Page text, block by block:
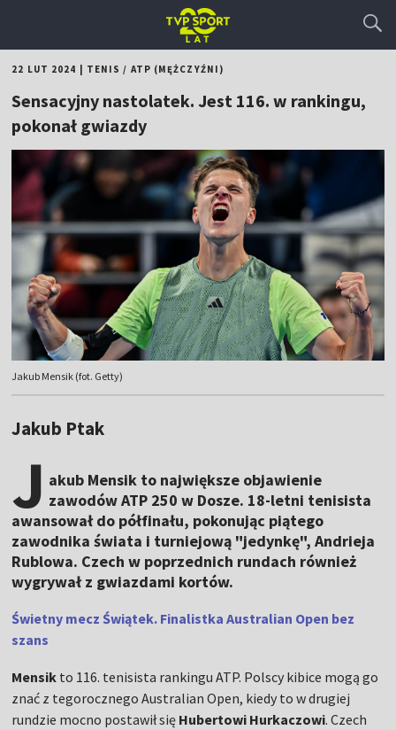
22 LUT 2024 TENIS / ATP (MĘŻCZYŹNI)
Sensacyjny nastolatek. Jest 116. w rankingu,
pokonał gwiazdy
Jakub Mensik (fot. Getty)
Jakub Ptak
J akub Mensik to największe objawienie
zawodów ATP 250 w Dosze. 18-letni tenisista
awansował do półfinału, pokonując piątego
zawodnika świata i turniejową "jedynkę", Andrieja
Rublowa. Czech w poprzednich rundach również
wygrywał z gwiazdami kortów.
Świetny mecz Świątek. Finalistka Australian Open bez
szans
Mensik to 116. tenisista rankingu ATP. Polscy kibice mogą go
znać z tegorocznego Australian Open, kiedy to w drugiej
rundzie mocno postawił się Hubertowi Hurkaczowi. Czech